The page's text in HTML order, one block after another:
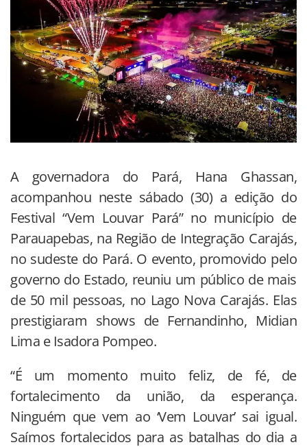
A governadora do Pará, Hana Ghassan,
acompanhou neste sábado (30) a edição do
Festival “Vem Louvar Pará” no município de
Parauapebas, na Região de Integração Carajás,
no sudeste do Pará. O evento, promovido pelo
governo do Estado, reuniu um público de mais
de 50 mil pessoas, no Lago Nova Carajás. Elas
prestigiaram shows de Fernandinho, Midian
Lima e Isadora Pompeo.
“É um momento muito feliz, de fé, de
fortalecimento da união, da esperança.
Ninguém que vem ao ‘Vem Louvar’ sai igual.
Saímos fortalecidos para as batalhas do dia a